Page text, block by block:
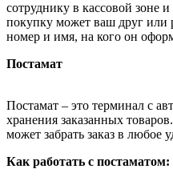
сотруднику в кассовой зоне и
покупку может ваш друг или
номер и имя, на кого он
Постамат
Постамат – это терминал с
хранения заказанных
может забрать заказ в любое
Как работать с постаматом: